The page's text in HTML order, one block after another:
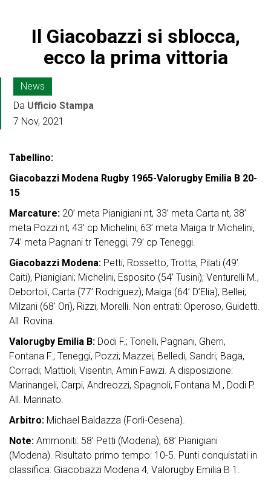
Il Giacobazzi si sblocca,
ecco la prima vittoria
News
Da Ufficio Stampa
7 Nov, 2021
Tabellino:
Giacobazzi Modena Rugby 1965-Valorugby Emilia B 20-
15
Marcature: 20’ meta Pianigiani nt, 33’ meta Carta nt, 38’
meta Pozzi nt; 43’ cp Michelini, 63’ meta Maiga tr Michelini,
74’ meta Pagnani tr Teneggi, 79’ cp Teneggi.
Giacobazzi Modena: Petti; Rossetto, Trotta, Pilati (49’
Caiti), Pianigiani; Michelini, Esposito (54’ Tusini); Venturelli M.,
Debortoli, Carta (77’ Rodriguez); Maiga (64’ D’Elia), Bellei;
Milzani (68’ Ori), Rizzi, Morelli. Non entrati: Operoso, Guidetti.
All. Rovina.
Valorugby Emilia B: Dodi F.; Tonelli, Pagnani, Gherri,
Fontana F.; Teneggi, Pozzi; Mazzei, Belledi, Sandri; Baga,
Corradi; Mattioli, Visentin, Amin Fawzi. A disposizione:
Marinangeli, Carpi, Andreozzi, Spagnoli, Fontana M., Dodi P.
All. Mannato.
Arbitro: Michael Baldazza (Forlì-Cesena).
Note: Ammoniti: 58’ Petti (Modena), 68’ Pianigiani
(Modena). Risultato primo tempo: 10-5. Punti conquistati in
classifica: Giacobazzi Modena 4, Valorugby Emilia B 1.